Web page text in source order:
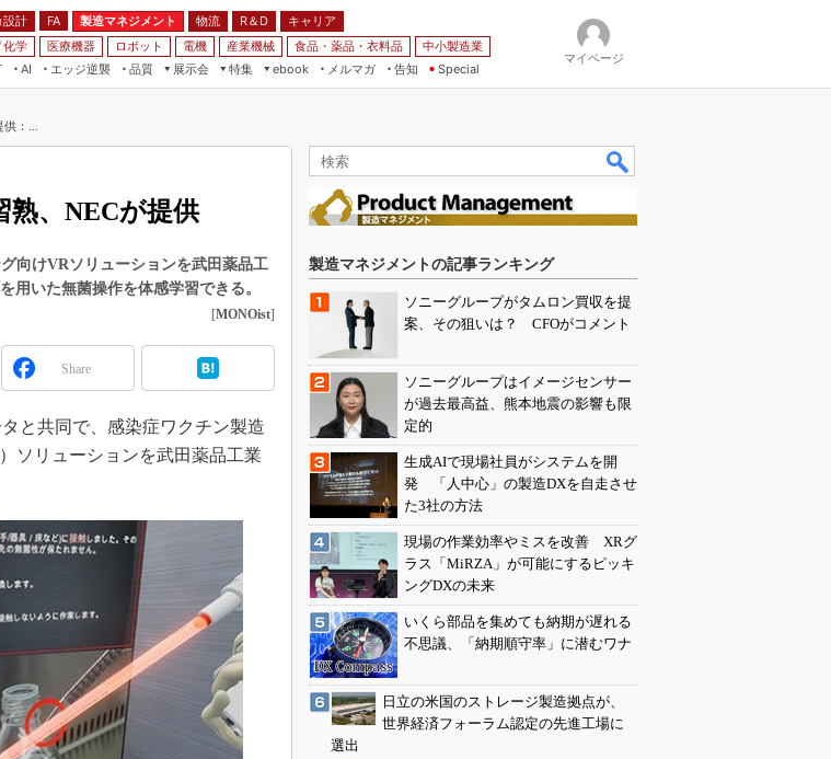
設計 FA 製造マネジメント 物流 R＆D
キャリア
化学 医療機器 ロボット 電機 産業機械 食品・薬品・衣料品
中小製造業
AI
エッジ逆襲 品質
展示会
モビリティショー
場EXPO
くりワールド
特集
つながるクルマ
VR／AR
フィールドサービス
FPGA
組み込み画像技術
Windows Embedded
ISO26262
無償設計ツール
デジタルツインとCAE
製造業ビッグデータ
メイドインジャパン
植物工場
ebook
素材／化学
メルマガ
告知 Special
マイページ
：...
熟、NECが提供
向けVRソリューションを武田薬品工
用いた無菌操作を体感学習できる。
[MONOist]
Share
と共同で、感染症ワクチン製造
ソリューションを武田薬品工業
製造マネジメントの記事ランキング
ソニーグループがタムロン買収を提
案、その狙いは？ CFOがコメント
ソニーグループはイメージセンサー
が過去最高益、熊本地震の影響も限
定的
生成AIで現場社員がシステムを開
発 「人中心」の製造DXを自走させ
た3社の方法
現場の作業効率やミスを改善 XRグ
ラス「MiRZA」が可能にするピッキ
ングDXの未来
いくら部品を集めても納期が遅れる
不思議、「納期順守率」に潜むワナ
日立の米国のストレージ製造拠点が、
世界経済フォーラム認定の先進工場に
選出